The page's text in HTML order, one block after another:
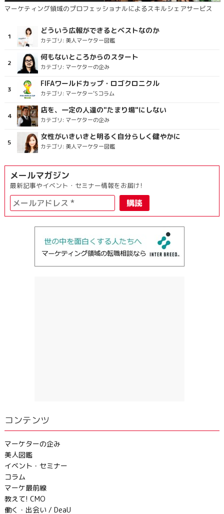
マーケティング領域のプロフェッショナルによるスキルシェアサービス
どういう広報ができるとベストなのか
カテゴリ: 美人マーケター図鑑
何もないところからのスタート
カテゴリ: マーケターの企み
FIFAワールドカップ・ロゴクロニクル
カテゴリ: マーケター’Sコラム
店を、一定の人達の"たまり場"にしない
カテゴリ: マーケターの企み
女性がいきいきと明るく自分らしく健やかに
カテゴリ: 美人マーケター図鑑
メールマガジン
最新記事やイベント・セミナー情報をお届け!
コンテンツ
マーケターの企み
美人図鑑
イベント・セミナー
コラム
マーケ最前線
教えて! CMO
働く・出会い / DeaU